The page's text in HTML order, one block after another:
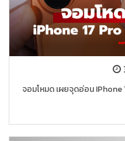
จอมโหมด เผยจุดอ่อน IPhone